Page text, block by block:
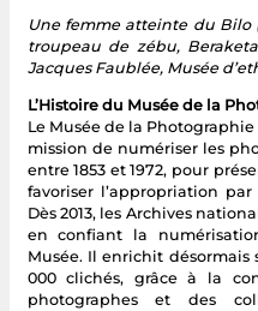
Une femme atteinte du Bilo
troupeau de zébu,
Jacques Faublée, Musée
L’Histoire du Musée de la
Le Musée de la
mission de numériser les
entre 1853 et 1972, pour
favoriser l’appropriation
Dès 2013, les Archives
en confiant la
Musée. Il enrichit désormais
000 clichés, grâce à la
photographes et des